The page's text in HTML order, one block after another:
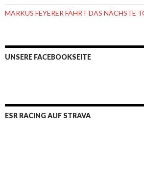
MARKUS FEYERER FÄHRT DAS NÄCHSTE
UNSERE FACEBOOKSEITE
ESR RACING AUF STRAVA